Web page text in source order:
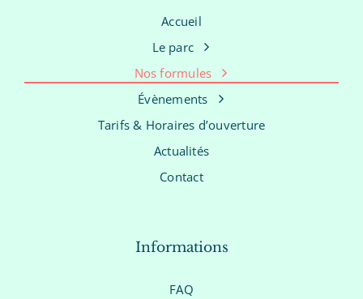
Accueil
Le parc
Nos formules
Évènements
Tarifs & Horaires d’ouverture
Actualités
Contact
Informations
FAQ